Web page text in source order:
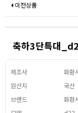
이전상품
축하3단특대
제조사
화환
원산지
국산
브랜드
화환